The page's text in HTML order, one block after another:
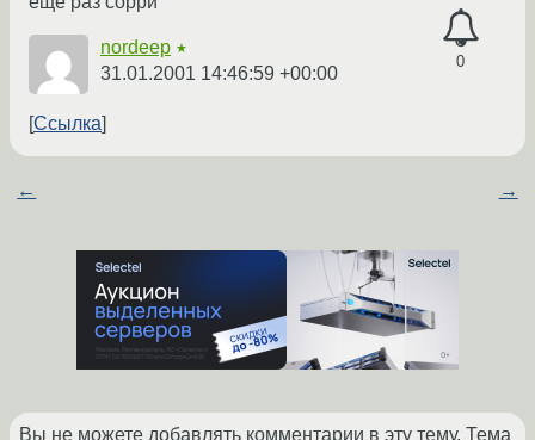
0
nordeep ★
31.01.2001 14:46:59 +00:00
Ссылка
← →
Вы не можете добавлять комментарии в эту тему. Тема